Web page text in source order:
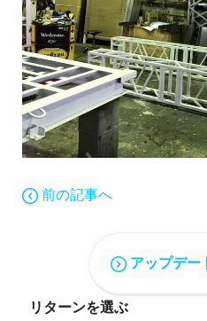
前の記事へ
アップデー
リターンを選ぶ